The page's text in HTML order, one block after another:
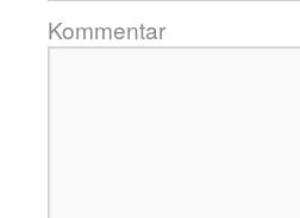
Kommentar